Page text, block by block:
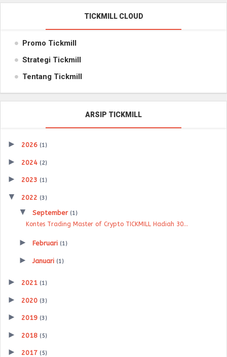
TICKMILL CLOUD
Promo Tickmill
Strategi Tickmill
Tentang Tickmill
ARSIP TICKMILL
► 2026 (1)
► 2024 (2)
► 2023 (1)
▼ 2022 (3)
▼ September (1)
Kontes Trading Master of Crypto TICKMILL Hadiah 30...
► Februari (1)
►Januari (1)
► 2021 (1)
► 2020 (3)
► 2019 (3)
► 2018 (5)
► 2017 (5)